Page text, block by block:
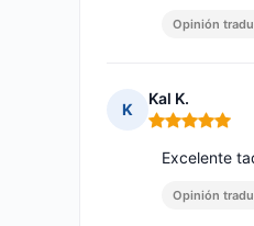
Opinión
K
Kal K.
Nota: 5 de 5
Excelente
Opinión